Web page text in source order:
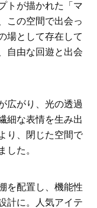
トが描かれた「マ
この空間で出会っ
場として存在して
自由な回遊と出会
広がり、光の透過
細な表情を生み出
り、閉じた空間で
した。
を配置し、機能性
計に。人気アイテ